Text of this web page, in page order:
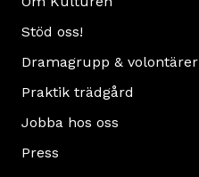
Stöd oss!
Dramagrupp & volontärer
Praktik trädgård
Jobba hos oss
Press